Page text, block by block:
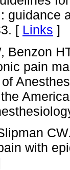
guidance
[ Links ]
Benzon
pain
with